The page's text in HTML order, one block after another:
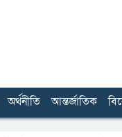
অর্থনীতি আন্তর্জাতিক